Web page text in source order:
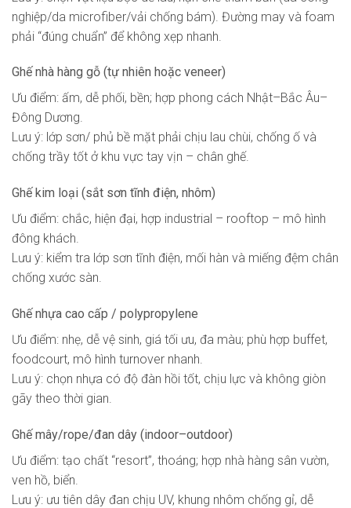
nghiệp/da microfiber/vải chống bám). Đường may và foam
phải “đúng chuẩn” để không xẹp nhanh.
Ghế nhà hàng gỗ (tự nhiên hoặc veneer)
Ưu điểm: ấm, dễ phối, bền; hợp phong cách Nhật–Bắc Âu–
Đông Dương.
Lưu ý: lớp sơn/ phủ bề mặt phải chịu lau chùi, chống ố và
chống trầy tốt ở khu vực tay vịn – chân ghế.
Ghế kim loại (sắt sơn tĩnh điện, nhôm)
Ưu điểm: chắc, hiện đại, hợp industrial – rooftop – mô hình
đông khách.
Lưu ý: kiểm tra lớp sơn tĩnh điện, mối hàn và miếng đệm chân
chống xước sàn.
Ghế nhựa cao cấp / polypropylene
Ưu điểm: nhẹ, dễ vệ sinh, giá tối ưu, đa màu; phù hợp buffet,
foodcourt, mô hình turnover nhanh.
Lưu ý: chọn nhựa có độ đàn hồi tốt, chịu lực và không giòn
gãy theo thời gian.
Ghế mây/rope/đan dây (indoor–outdoor)
Ưu điểm: tạo chất “resort”, thoáng; hợp nhà hàng sân vườn,
ven hồ, biển.
Lưu ý: ưu tiên dây đan chịu UV, khung nhôm chống gỉ, dễ